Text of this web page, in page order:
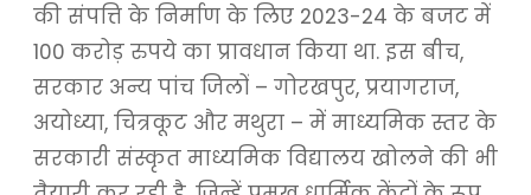
की संपत्ति के निर्माण के लिए 2023-24 के बजट में
100 करोड़ रुपये का प्रावधान किया था. इस बीच,
सरकार अन्य पांच जिलों – गोरखपुर, प्रयागराज,
अयोध्या, चित्रकूट और मथुरा – में माध्यमिक स्तर के
सरकारी संस्कृत माध्यमिक विद्यालय खोलने की भी